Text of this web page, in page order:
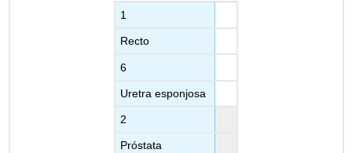
1
Recto
6
Uretra esponjosa
2
Próstata